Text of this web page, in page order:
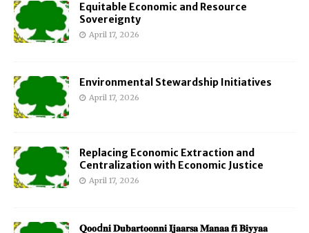
Equitable Economic and Resource
Sovereignty
April 17, 2026
Environmental Stewardship Initiatives
April 17, 2026
Replacing Economic Extraction and
Centralization with Economic Justice
April 17, 2026
𝐐𝐨𝐨d𝐧𝐢 𝐃𝐮𝐛𝐚𝐫𝐭𝐨𝐨𝐧𝐧𝐢 𝐈𝐣𝐚𝐚𝐫𝐬𝐚 𝐌𝐚𝐧𝐚𝐚 𝐟𝐢 𝐁𝐢𝐲𝐲𝐚𝐚